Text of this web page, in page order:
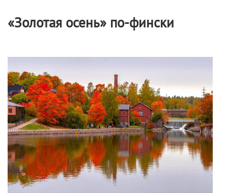
«Золотая осень» по-фински